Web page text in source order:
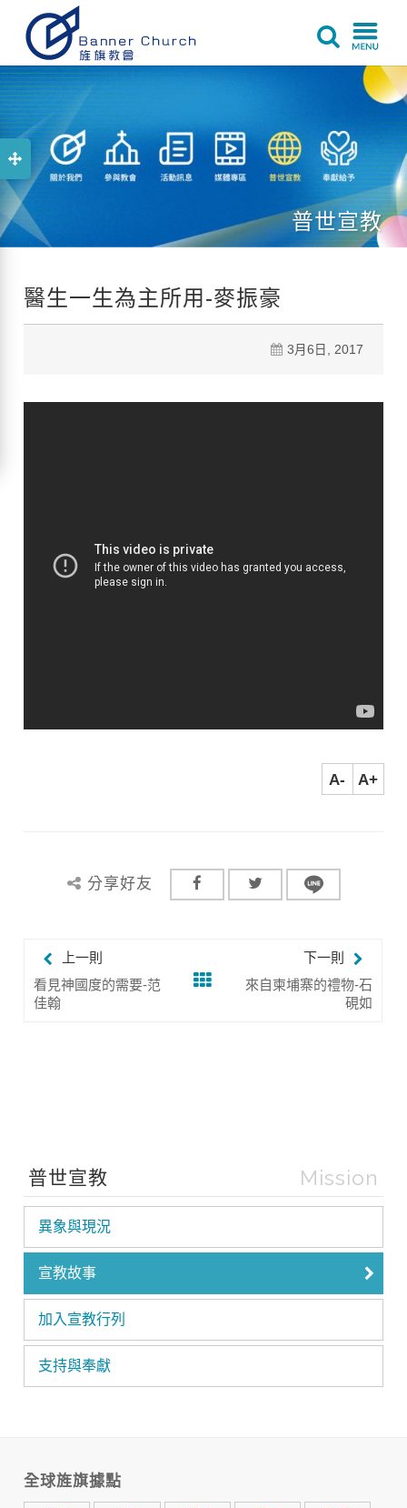
普世宣教
醫生一生為主所用-麥振豪
3月6日, 2017
A- A+
分享好友
上一則
看見神國度的需要-范
佳翰
下一則
來自柬埔寨的禮物-石
硯如
普世宣教 Mission
異象與現況
宣教故事
加入宣教行列
支持與奉獻
全球旌旗據點